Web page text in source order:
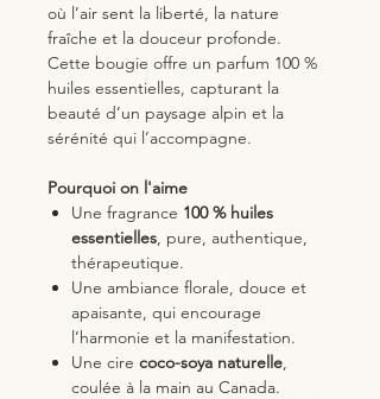
où l’air sent la liberté, la nature
fraîche et la douceur profonde.
Cette bougie offre un parfum 100 %
huiles essentielles, capturant la
beauté d’un paysage alpin et la
sérénité qui l’accompagne.
Pourquoi on l'aime
Une fragrance 100 % huiles
essentielles, pure, authentique,
thérapeutique.
Une ambiance florale, douce et
apaisante, qui encourage
l’harmonie et la manifestation.
Une cire coco-soya naturelle,
coulée à la main au Canada.